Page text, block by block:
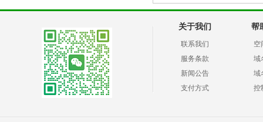
关于我们
联系我们
服务条款
新闻公告
支付方式
帮
空
域
域
控